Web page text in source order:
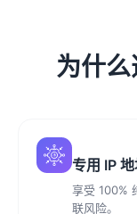
为什
专用 IP
享受 100%
联风险。